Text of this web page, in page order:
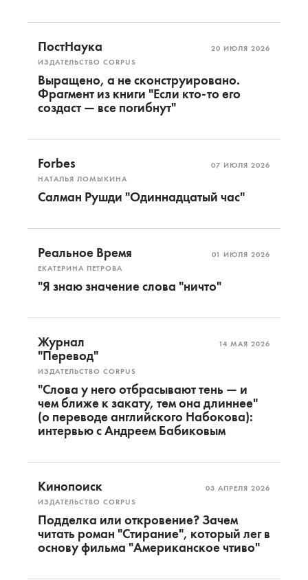
ПостНаука
ИЗДАТЕЛЬСТВО CORPUS
20 ИЮЛЯ 2026
Выращено, а не сконструировано.
Фрагмент из книги "Если кто-то его
создаст — все погибнут"
Forbes
НАТАЛЬЯ ЛОМЫКИНА
07 ИЮЛЯ 2026
Салман Рушди "Одиннадцатый час"
Реальное Время
ЕКАТЕРИНА ПЕТРОВА
01 ИЮЛЯ 2026
"Я знаю значение слова "ничто"
Журнал
"Перевод"
ИЗДАТЕЛЬСТВО CORPUS
14 МАЯ 2026
"Слова у него отбрасывают тень — и
чем ближе к закату, тем она длиннее"
(о переводе английского Набокова):
интервью с Андреем Бабиковым
Кинопоиск
ИЗДАТЕЛЬСТВО CORPUS
03 АПРЕЛЯ 2026
Подделка или откровение? Зачем
читать роман "Стирание", который лег в
основу фильма "Американское чтиво"